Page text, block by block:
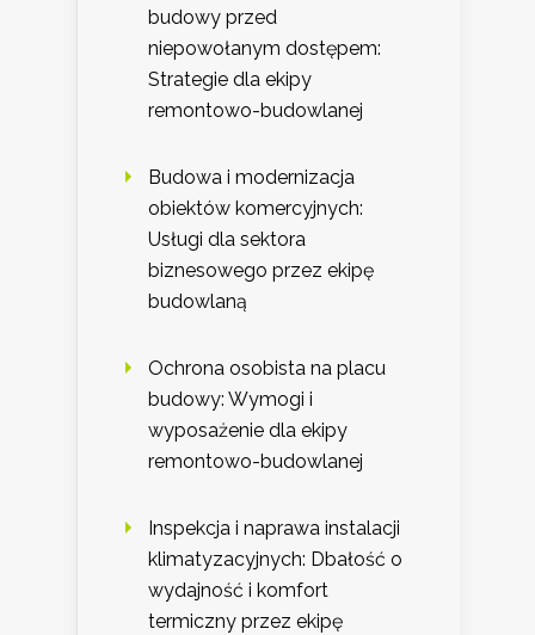
budowy przed
niepowołanym dostępem:
Strategie dla ekipy
remontowo-budowlanej
Budowa i modernizacja
obiektów komercyjnych:
Usługi dla sektora
biznesowego przez ekipę
budowlaną
Ochrona osobista na placu
budowy: Wymogi i
wyposażenie dla ekipy
remontowo-budowlanej
Inspekcja i naprawa instalacji
klimatyzacyjnych: Dbałość o
wydajność i komfort
termiczny przez ekipę